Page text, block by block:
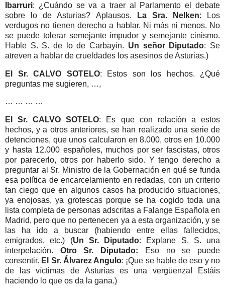
Ibarruri: ¿Cuándo se va a traer al Parlamento el debate
sobre lo de Asturias? Aplausos.
La Sra. Nelken: Los
verdugos no tienen derecho a hablar. Ni más ni menos. No
se puede tolerar semejante impudor y semejante cinismo.
Hable S. S. de lo de Carbayín. Un señor Diputado: Se
atreven a hablar de crueldades los asesinos de Asturias.)
El Sr. CALVO SOTELO: Estos son los hechos. ¿Qué
preguntas me sugieren, …,
… … … …
El Sr. CALVO SOTELO: Es que con relación a estos
hechos, y a otros anteriores, se han realizado una serie de
detenciones, que unos calcularon en 8.000, otros en 10.000
y hasta 12.000 españoles, muchos por ser fascistas, otros
por parecerlo, otros por haberlo sido. Y tengo derecho a
preguntar al Sr. Ministro de la Gobernación en qué se funda
esa política de encarcelamiento en redadas, con un criterio
tan ciego que en algunos casos ha producido situaciones,
ya enojosas, ya grotescas porque se ha cogido toda una
lista completa de personas adscritas a Falange Española en
Madrid, pero que no pertenecen ya a esta organización, y se
las ha ido a buscar (habiendo entre ellas fallecidos,
emigrados, etc.) (Un Sr. Diputado: Explane S. S. una
interpelación. Otro Sr. Diputado: Eso no se puede
consentir. El Sr. Álvarez Angulo: ¡Que se hable de eso y no
de las víctimas de Asturias es una vergüenza! Estáis
haciendo lo que os da la gana.)